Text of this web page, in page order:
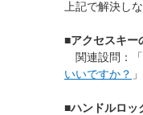
上記で解決し
■アクセスキー
関連設問：「
いいですか？ 」
■ハンドルロッ